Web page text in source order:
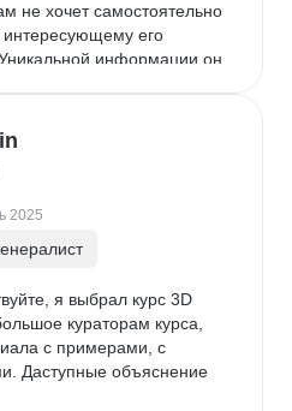
не хочет самостоятельно
его
информации он
авторов.Таких денег
2025
я выбрал курс 3D
кураторам курса,
с примерами, с
Даступные объяснение